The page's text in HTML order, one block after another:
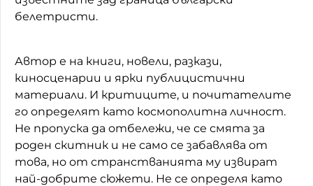
белетристи.
Автор е на книги, новели, разкази,
киносценарии и ярки публицистични
материали. И критиците, и почитателите
го определят като космополитна личност.
Не пропуска да отбележи, че се смята за
роден скитник и не само се забавлява от
това, но от странстванията му извират
най-добрите сюжети. Не се определя като